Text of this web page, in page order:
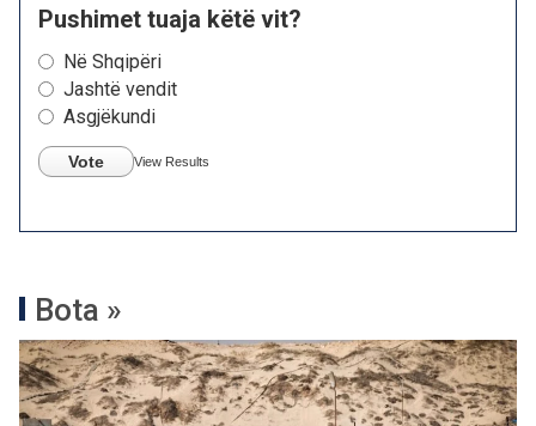
Pushimet tuaja këtë vit?
Në Shqipëri
Jashtë vendit
Asgjëkundi
Vote View Results
Bota »